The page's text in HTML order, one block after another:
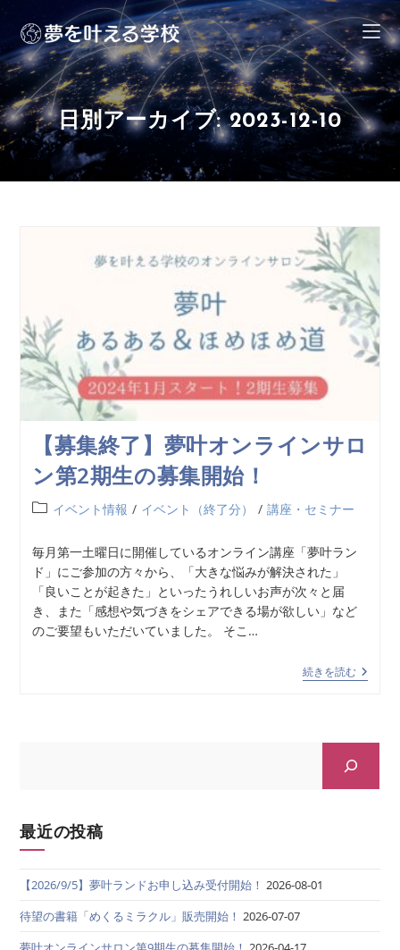
日別アーカイブ: 2023-12-10
【募集終了】夢叶オンラインサロ
ン第2期生の募集開始！
イベント情報 / イベント（終了分） / 講座・セミナー
毎月第一土曜日に開催しているオンライン講座「夢叶ラン
ド」にご参加の方々から、「大きな悩みが解決された」
「良いことが起きた」といったうれしいお声が次々と届
き、また「感想や気づきをシェアできる場が欲しい」など
のご要望もいただいていました。 そこ…
続きを読む
最近の投稿
【2026/9/5】夢叶ランドお申し込み受付開始！ 2026-08-01
待望の書籍「めくるミラクル」販売開始！ 2026-07-07